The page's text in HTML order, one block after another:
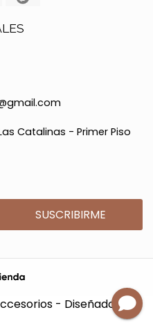
Catalinas - Primer Piso
SUSCRIBIRME
- Diseñado por